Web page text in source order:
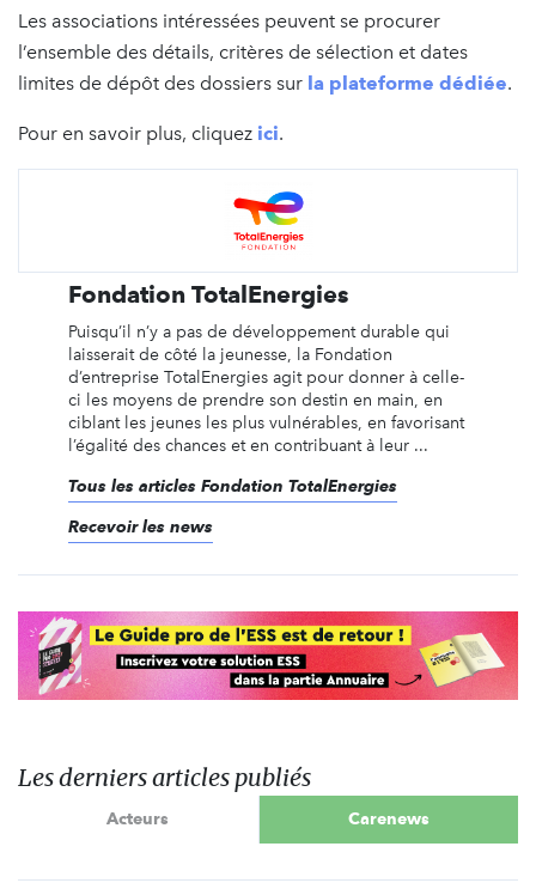
Les associations intéressées peuvent se procurer
l’ensemble des détails, critères de sélection et dates
limites de dépôt des dossiers sur la plateforme dédiée.
Pour en savoir plus, cliquez ici.
Fondation TotalEnergies
Puisqu’il n’y a pas de développement durable qui
laisserait de côté la jeunesse, la Fondation
d’entreprise TotalEnergies agit pour donner à celle-
ci les moyens de prendre son destin en main, en
ciblant les jeunes les plus vulnérables, en favorisant
l’égalité des chances et en contribuant à leur ...
Tous les articles Fondation TotalEnergies
Recevoir les news
Les derniers articles publiés
Acteurs Carenews